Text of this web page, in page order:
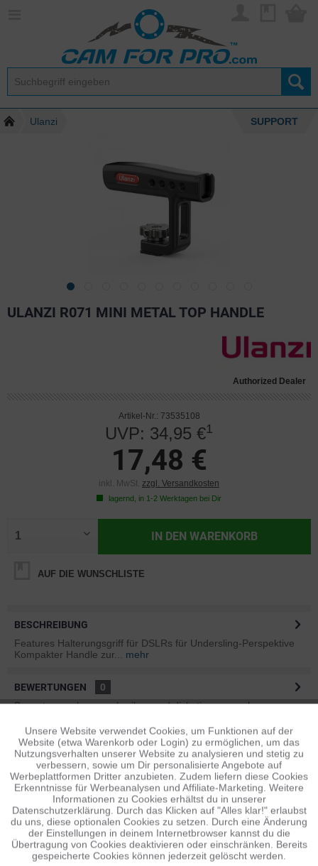
Ulanzi SUPPORT
ULANZI R071 MINI METAL TOP HANDLE
Authorized Dealer
Artikel-Nr.: 73535108
UVP: 34,95 €1
17,48 €
inkl. MwSt. zzgl. Versandkosten
lagernd, in 1-2 Werktagen bei Dir
IN DEN WARENKORB
AUF DIE WUNSCHLISTE
BESCHREIBUNG
Features Halterungsgriff für DSLRs für Undersling-Perspektive
Kompakter Handle zur...
mehr
BEWERTUNGEN
0
Bewertungen lesen, schreiben und diskutieren...mehr
ÄHNLICHE ARTIKEL
Diese Artikel sind dem Produkt ähnlich ...mehr
Persönliche Empfehlungen
Funktionale Aktiv
Tracking Inaktiv
Personalisierung Inaktiv
Service Inaktiv
Unsere Website verwendet Cookies, um Funktionen auf der
Website (etwa Warenkorb oder Login) zu ermöglichen, um das
Nutzungsverhalten unserer Website zu analysieren und stetig zu
verbessern, sowie um Dir personalisierte Angebote auf
Werbeplattformen Dritter anzubieten. Zudem liefern diese Cookies
Erkenntnisse für Werbeanalysen und Affiliate-Marketing. Weitere
Informationen zu Cookies erhältst du in unserer
Datenschutzerklärung. Durch das Klicken auf "Alles klar!" erlaubst
du uns, diese optionalen Cookies zu setzen. Durch eine Änderung
der Einstellungen in deinem Internetbrowser kannst du die
Übertragung von Cookies deaktivieren oder einschränken. Bereits
gespeicherte Cookies können jederzeit gelöscht werden.